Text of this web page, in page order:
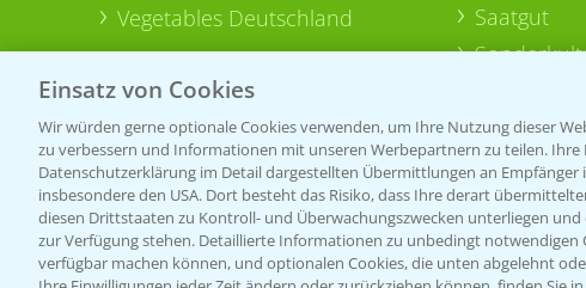
Vegetables Deutschland
Saatgut
Einsatz von Cookies
Wir würden gerne optionale Cookies verwenden, um Ihre Nutzung dieser
zu verbessern und Informationen mit unseren Werbepartnern zu teilen. Ihre
Datenschutzerklärung im Detail dargestellten Übermittlungen an
insbesondere den USA. Dort besteht das Risiko, dass Ihre derart
diesen Drittstaaten zu Kontroll- und Überwachungszwecken unterliegen
zur Verfügung stehen. Detaillierte Informationen zu unbedingt notwendigen
verfügbar machen können, und optionalen Cookies, die unten abgelehnt